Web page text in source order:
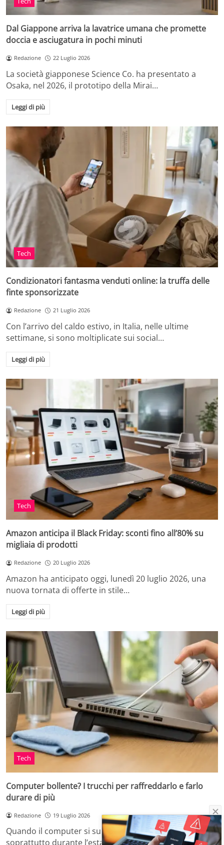
Dal Giappone arriva la lavatrice umana che promette
doccia e asciugatura in pochi minuti
Redazione 22 Luglio 2026
La società giapponese Science Co. ha presentato a
Osaka, nel 2026, il prototipo della Mirai…
Leggi di più
Tech
Condizionatori fantasma venduti online: la truffa delle
finte sponsorizzate
Redazione 21 Luglio 2026
Con l’arrivo del caldo estivo, in Italia, nelle ultime
settimane, si sono moltiplicate sui social…
Leggi di più
Tech
Amazon anticipa il Black Friday: sconti fino all’80% su
migliaia di prodotti
Redazione 20 Luglio 2026
Amazon ha anticipato oggi, lunedì 20 luglio 2026, una
nuova tornata di offerte in stile…
Leggi di più
Tech
Computer bollente? I trucchi per raffreddarlo e farlo
durare di più
Redazione 19 Luglio 2026
Quando il computer si surriscalda, in casa o in ufficio,
soprattutto durante l’estate o dopo…